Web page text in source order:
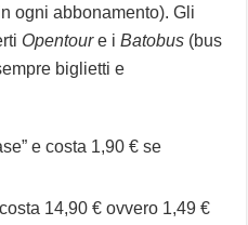
ogni abbonamento). Gli
Opentoure iBatobus (bus
biglietti e
e costa 1,90 € se
14,90 € ovvero 1,49 €